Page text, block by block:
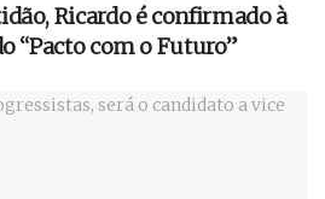
Ricardo é confirmado à
“Pacto com o Futuro”